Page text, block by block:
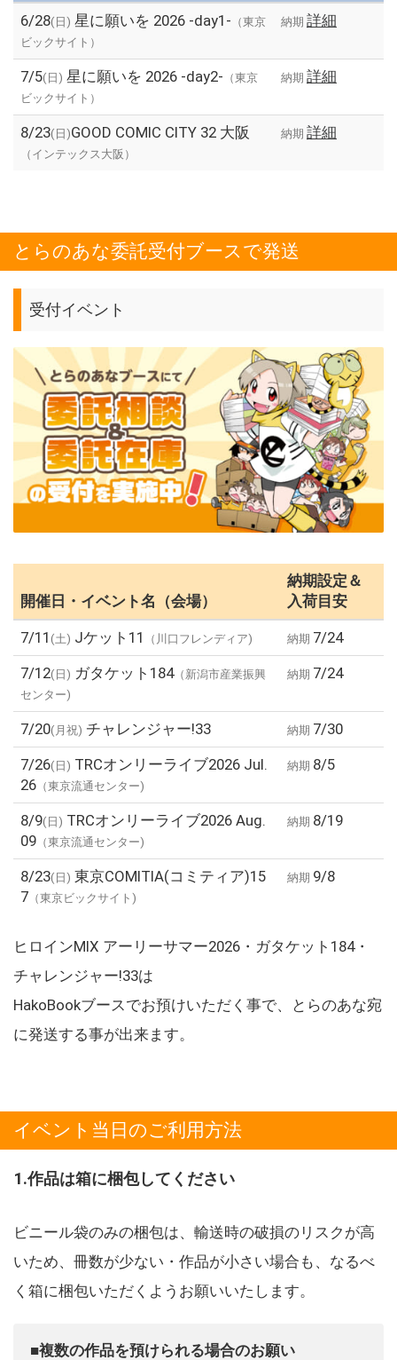
6/28(日) 星に願いを 2026 -day1- （東京
ビックサイト）
納期 詳細
7/5(日) 星に願いを 2026 -day2- （東京
ビックサイト）
納期 詳細
8/23(日)GOOD COMIC CITY 32 大阪
（インテックス大阪）
納期 詳細
とらのあな委託受付ブースで発送
受付イベント
開催日・イベント名（会場）
納期設定＆
入荷目安
7/11 (土) Jケット11 （川口フレンディア) 納期 7/24
7/12(日) ガタケット184（新潟市産業振興
センター)
納期 7/24
7/20(月祝) チャレンジャー!33 納期 7/30
7/26(日) TRCオンリーライブ2026 Jul.
26 （東京流通センター)
納期 8/5
8/9(日) TRCオンリーライブ2026 Aug.
09 （東京流通センター)
納期 8/19
8/23(日) 東京COMITIA(コミティア)15
7 （東京ビックサイト)
納期 9/8
ヒロインMIX アーリーサマー2026・ガタケット184・
チャレンジャー!33は
HakoBookブースでお預けいただく事で、とらのあな宛
に発送する事が出来ます。
イベント当日のご利用方法
1.作品は箱に梱包してください
ビニール袋のみの梱包は、輸送時の破損のリスクが高
いため、冊数が少ない・作品が小さい場合も、なるべ
く箱に梱包いただくようお願いいたします。
■複数の作品を預けられる場合のお願い